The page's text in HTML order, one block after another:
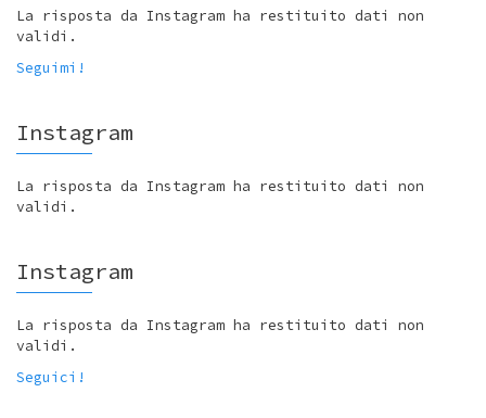
La risposta da Instagram ha restituito dati non
validi.
Seguimi!
Instagram
La risposta da Instagram ha restituito dati non
validi.
Instagram
La risposta da Instagram ha restituito dati non
validi.
Seguici!